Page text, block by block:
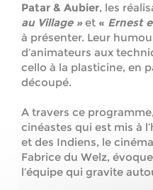
Patar & Aubier, les
au Village » et « Ernest
à présenter. Leur
d’animateurs aux
cello à la plasticine, en
découpé.
A travers ce
cinéastes qui est mis à
et des Indiens, le
Fabrice du Welz,
l’équipe qui gravite